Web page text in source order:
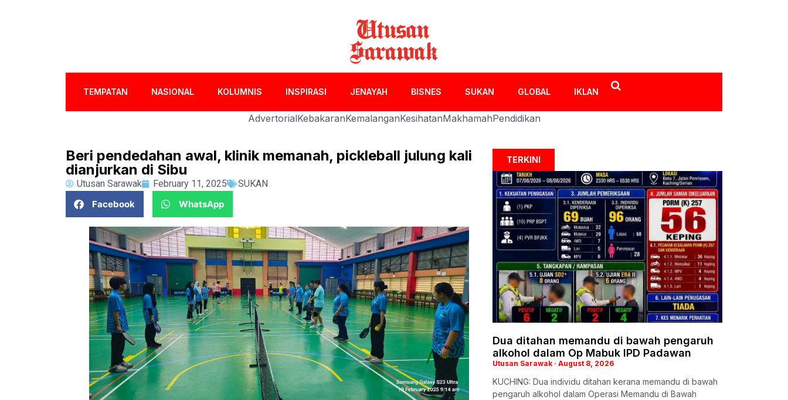
TEMPATAN NASIONAL KOLUMNIS INSPIRASI JENAYAH BISNES SUKAN GLOBAL IKLAN
AdvertorialKebakaranKemalanganKesihatanMakhamahPendidikan
Beri pendedahan awal, klinik memanah, pickleball julung kali
dianjurkan di Sibu
Utusan Sarawak February 11, 2025
SUKAN
Facebook
WhatsApp
TERKINI
Dua ditahan memandu di bawah pengaruh
alkohol dalam Op Mabuk IPD Padawan
Utusan Sarawak August 8, 2026
KUCHING: Dua individu ditahan kerana memandu di bawah
pengaruh alkohol dalam Operasi Memandu di Bawah